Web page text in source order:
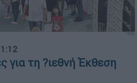
για τη ?ιεθνή Έκθεση